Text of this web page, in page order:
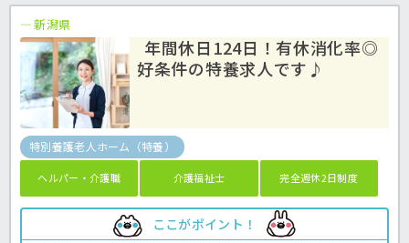
新潟県
年間休日124日！有休消化率◎
好条件の特養求人です♪
特別養護老人ホーム（特養）
ヘルパー・介護職 介護福祉士 完全週休2日制度
ここがポイント！